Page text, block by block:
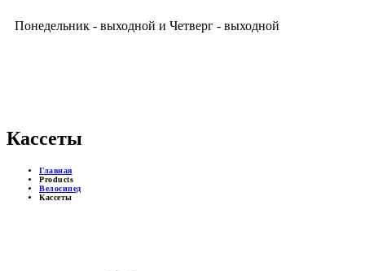
Понедельник - выходной и Четверг - выходной
Кассеты
Главная
Products
Велосипед
Кассеты